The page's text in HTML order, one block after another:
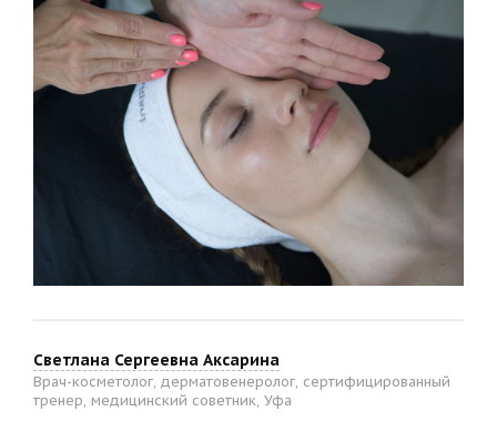
Светлана Сергеевна Аксарина
Врач-косметолог, дерматовенеролог, сертифицированный
тренер, медицинский советник, Уфа